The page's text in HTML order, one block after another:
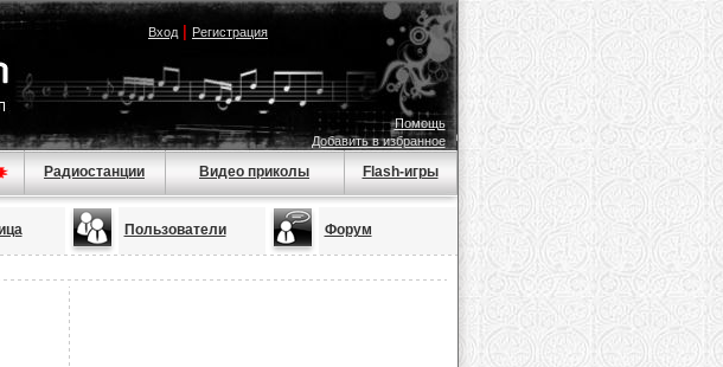
Вход| Регистрация
Помощь
Добавить в избранное
Радиостанции Видео приколы Flash-игры
Пользователи Форум